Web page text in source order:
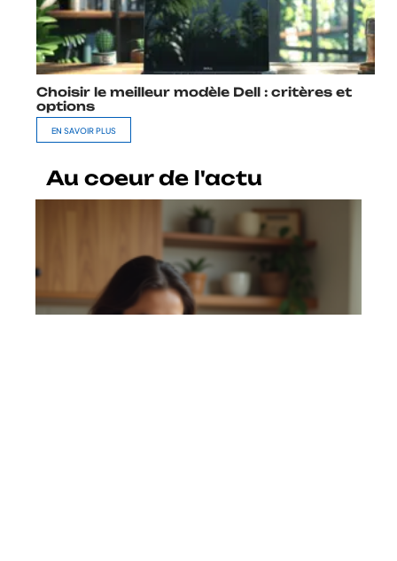
Choisir le meilleur modèle Dell : critères et
options
EN SAVOIR PLUS
Au coeur de l'actu